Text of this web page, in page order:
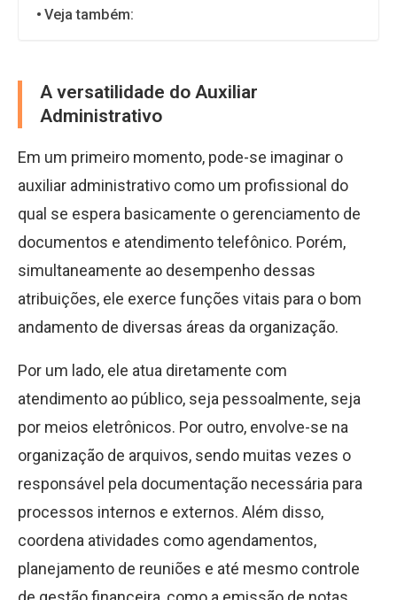
Veja também:
A versatilidade do Auxiliar
Administrativo
Em um primeiro momento, pode-se imaginar o
auxiliar administrativo como um profissional do
qual se espera basicamente o gerenciamento de
documentos e atendimento telefônico. Porém,
simultaneamente ao desempenho dessas
atribuições, ele exerce funções vitais para o bom
andamento de diversas áreas da organização.
Por um lado, ele atua diretamente com
atendimento ao público, seja pessoalmente, seja
por meios eletrônicos. Por outro, envolve-se na
organização de arquivos, sendo muitas vezes o
responsável pela documentação necessária para
processos internos e externos. Além disso,
coordena atividades como agendamentos,
planejamento de reuniões e até mesmo controle